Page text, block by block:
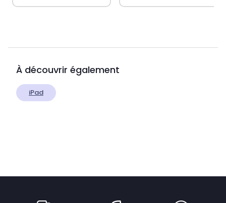
À découvrir également
iPad